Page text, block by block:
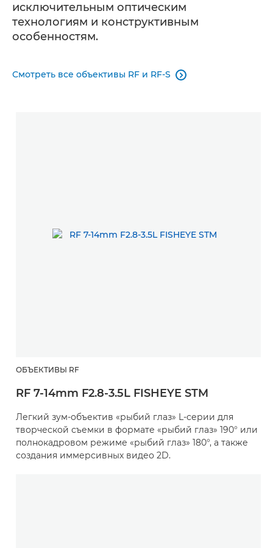
исключительным оптическим
технологиям и конструктивным
особенностям.
Смотреть все объективы RF и RF-S 
ОБЪЕКТИВЫ RF
RF 7-14mm F2.8-3.5L FISHEYE STM
Легкий зум-объектив «рыбий глаз» L-серии для
творческой съемки в формате «рыбий глаз» 190° или
полнокадровом режиме «рыбий глаз» 180°, а также
создания иммерсивных видео 2D.